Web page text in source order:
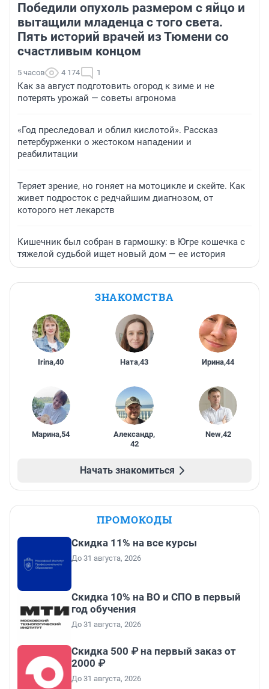
Победили опухоль размером с яйцо и
вытащили младенца с того света.
Пять историй врачей из Тюмени со
счастливым концом
5 часов 4 174 1
Как за август подготовить огород к зиме и не
потерять урожай — советы агронома
«Год преследовал и облил кислотой». Рассказ
петербурженки о жестоком нападении и
реабилитации
Теряет зрение, но гоняет на мотоцикле и скейте. Как
живет подросток с редчайшим диагнозом, от
которого нет лекарств
Кишечник был собран в гармошку: в Югре кошечка с
тяжелой судьбой ищет новый дом — ее история
ЗНАКОМСТВА
Irina,40 Ната,43 Ирина,44
Марина,54 Александр,
42
New,42
Начать знакомиться
ПРОМОКОДЫ
Скидка 11% на все курсы
До 31 августа, 2026
Скидка 10% на ВО и СПО в первый
год обучения
До 31 августа, 2026
Скидка 500 ₽ на первый заказ от
2000 ₽
До 31 августа, 2026